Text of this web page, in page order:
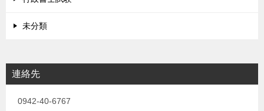
未分類
連絡先
0942-40-6767